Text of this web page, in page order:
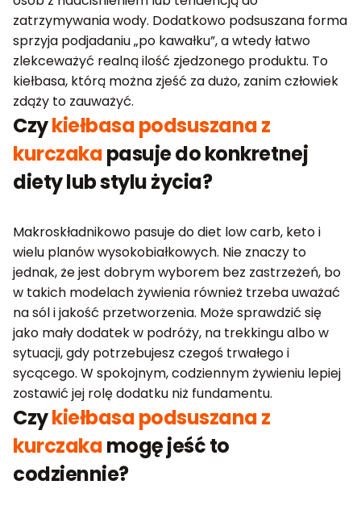
zatrzymywania wody. Dodatkowo podsuszana forma
sprzyja podjadaniu „po kawałku”, a wtedy łatwo
zlekceważyć realną ilość zjedzonego produktu. To
kiełbasa, którą można zjeść za dużo, zanim człowiek
zdąży to zauważyć.
Czykiełbasa podsuszana z
kurczakapasuje do konkretnej
diety lub stylu życia?
Makroskładnikowo pasuje do diet low carb, keto i
wielu planów wysokobiałkowych. Nie znaczy to
jednak, że jest dobrym wyborem bez zastrzeżeń, bo
w takich modelach żywienia również trzeba uważać
na sól i jakość przetworzenia. Może sprawdzić się
jako mały dodatek w podróży, na trekkingu albo w
sytuacji, gdy potrzebujesz czegoś trwałego i
sycącego. W spokojnym, codziennym żywieniu lepiej
zostawić jej rolę dodatku niż fundamentu.
Czykiełbasa podsuszana z
kurczakamogę jeść to
codziennie?